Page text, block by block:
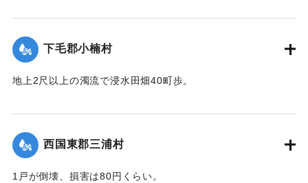
｜固有コード:
下毛郡小楠村
地上2尺以上の濁流で浸水田畑40町歩。
｜固有コード: 00275071
西国東郡三浦村
1戸が倒壊、損害は80円くらい。